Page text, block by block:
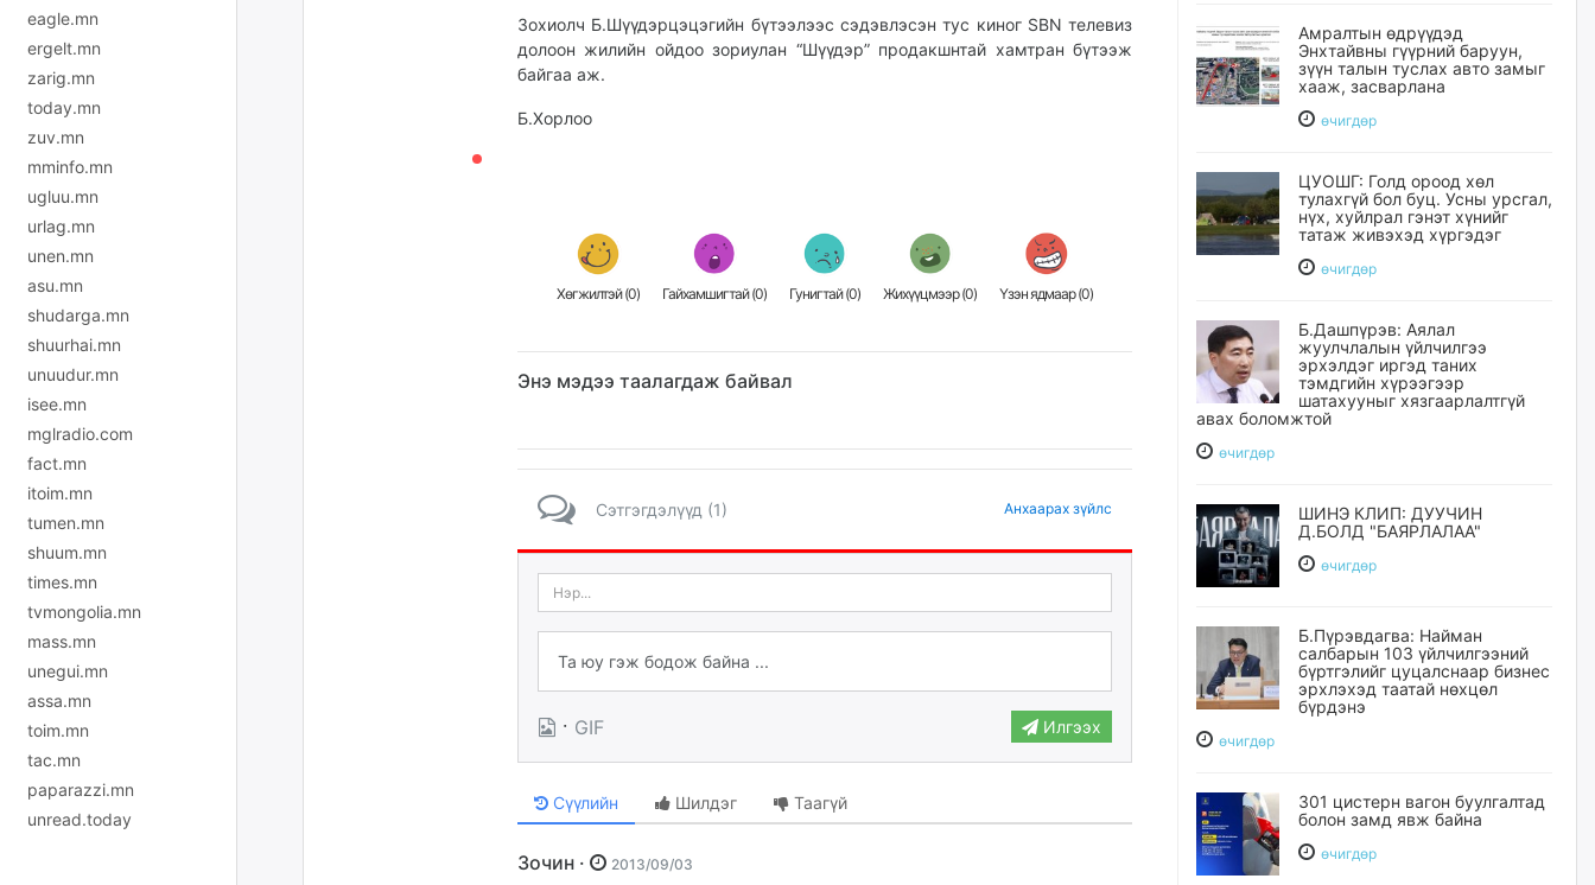
eagle.mn
ergelt.mn
zarig.mn
today.mn
zuv.mn
mminfo.mn
ugluu.mn
urlag.mn
unen.mn
asu.mn
shudarga.mn
shuurhai.mn
unuudur.mn
isee.mn
mglradio.com
fact.mn
itoim.mn
tumen.mn
shuum.mn
times.mn
tvmongolia.mn
mass.mn
unegui.mn
assa.mn
toim.mn
tac.mn
paparazzi.mn
unread.today
Зохиолч Б.Шүүдэрцэцэгийн бүтээлээс сэдэвлэсэн тус киног SBN телевиз
долоон жилийн ойдоо зориулан “Шүүдэр” продакшнтай хамтран бүтээж
байгаа аж.
Б.Хорлоо
Хөгжилтэй (0) Гайхамшигтай (0) Гунигтай (0) Жихүүцмээр (0) Үзэн ядмаар (0)
Энэ мэдээ таалагдаж байвал
Сэтгэгдэлүүд (1) Анхаарах зүйлс
· GIF Илгээх
Сүүлийн Шилдэг Таагүй
Зочин · 2013/09/03
Амралтын өдрүүдэд
Энхтайвны гүүрний баруун,
зүүн талын туслах авто замыг
хааж, засварлана
өчигдѳр
ЦУОШГ: Голд ороод хөл
тулахгүй бол буц. Усны урсгал,
нүх, хуйлрал гэнэт хүнийг
татаж живэхэд хүргэдэг
өчигдѳр
Б.Дашпүрэв: Аялал
жуулчлалын үйлчилгээ
эрхэлдэг иргэд таних
тэмдгийн хүрээгээр
шатахууныг хязгаарлалтгүй
авах боломжтой
өчигдѳр
ШИНЭ КЛИП: ДУУЧИН
Д.БОЛД "БАЯРЛАЛАА"
өчигдѳр
Б.Пүрэвдагва: Найман
салбарын 103 үйлчилгээний
бүртгэлийг цуцалснаар бизнес
эрхлэхэд таатай нөхцөл
бүрдэнэ
өчигдѳр
301 цистерн вагон буулгалтад
болон замд явж байна
өчигдѳр